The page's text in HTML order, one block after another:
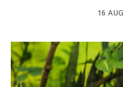
16